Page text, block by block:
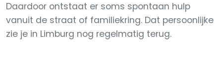
Daardoor ontstaat er soms spontaan hulp
vanuit de straat of familiekring. Dat persoonlijke
zie je in Limburg nog regelmatig terug.